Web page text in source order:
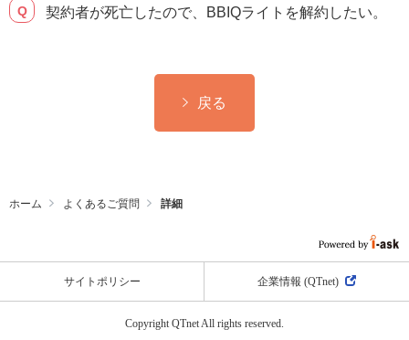
契約者が死亡したので、BBIQライトを解約したい。
戻る
ホーム よくあるご質問 詳細
サイトポリシー 企業情報 (QTnet)
Copyright QTnet All rights reserved.